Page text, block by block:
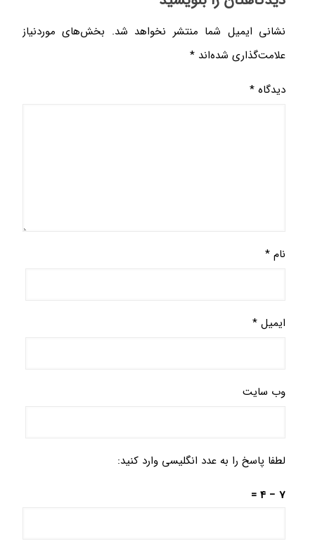
نشانی ایمیل شما منتشر نخواهد شد.
بخش‌های موردنیاز
علامت‌گذاری شده‌اند *
دیدگاه*
نام*
ایمیل*
وب‌ سایت
لطفا پاسخ را به عدد انگلیسی وارد کنید:
7 − 4 =